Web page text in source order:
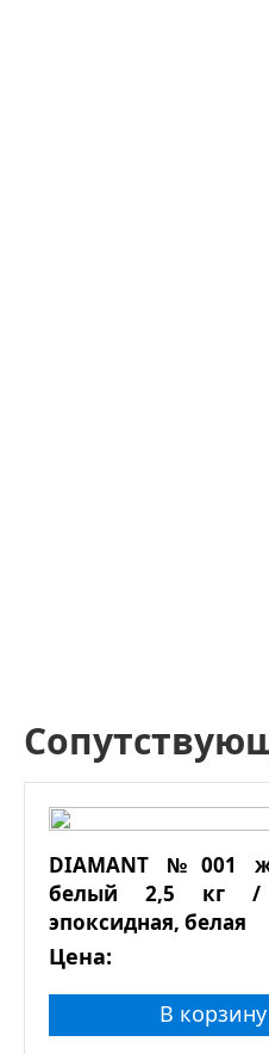
DIAMANT №001
белый 2,5 кг /
эпоксидная, белая
Цена:
В корзину